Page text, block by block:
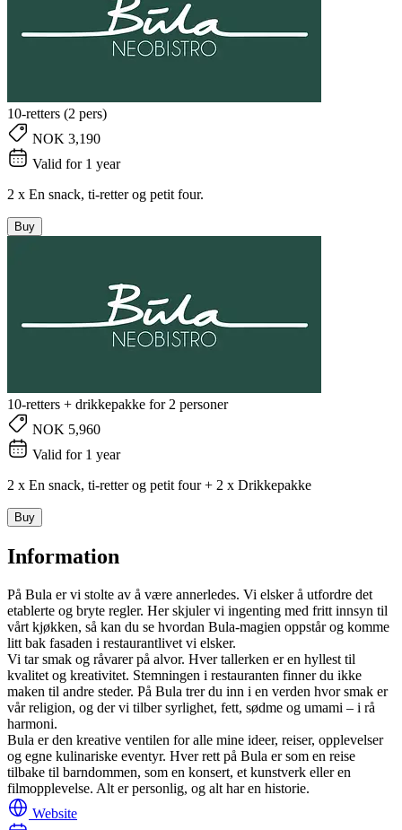
10-retters (2 pers)
NOK 3,190
Valid for 1 year
2 x En snack, ti-retter og petit four.
Buy
10-retters + drikkepakke for 2 personer
NOK 5,960
Valid for 1 year
2 x En snack, ti-retter og petit four + 2 x Drikkepakke
Buy
Information
På Bula er vi stolte av å være annerledes. Vi elsker å utfordre det
etablerte og bryte regler. Her skjuler vi ingenting med fritt innsyn til
vårt kjøkken, så kan du se hvordan Bula-magien oppstår og komme
litt bak fasaden i restaurantlivet vi elsker.
Vi tar smak og råvarer på alvor. Hver tallerken er en hyllest til
kvalitet og kreativitet. Stemningen i restauranten finner du ikke
maken til andre steder. På Bula trer du inn i en verden hvor smak er
vår religion, og der vi tilber syrlighet, fett, sødme og umami – i rå
harmoni.
Bula er den kreative ventilen for alle mine ideer, reiser, opplevelser
og egne kulinariske eventyr. Hver rett på Bula er som en reise
tilbake til barndommen, som en konsert, et kunstverk eller en
filmopplevelse. Alt er personlig, og alt har en historie.
Website